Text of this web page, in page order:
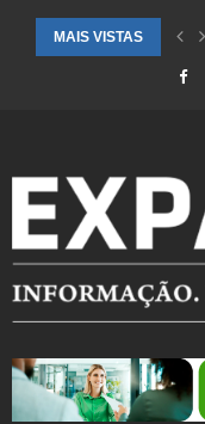
MAIS VISTAS
CIDADES ATENDIDAS